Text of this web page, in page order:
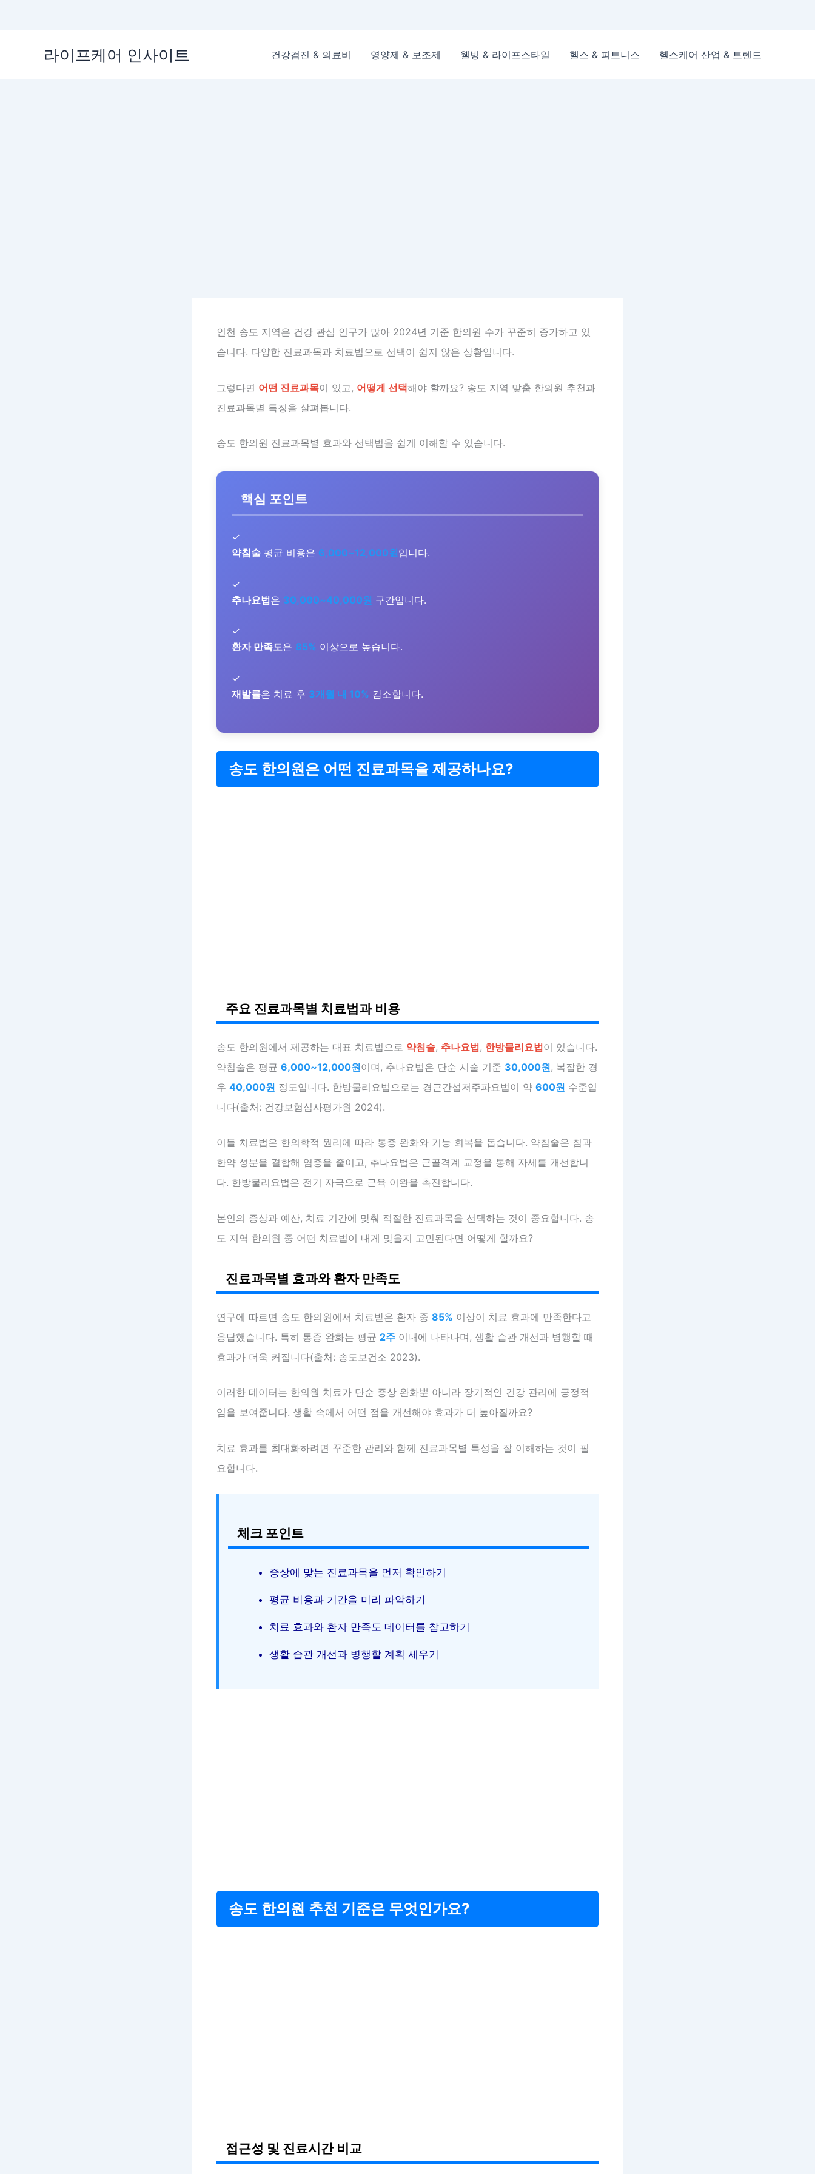
라이프케어 인사이트 건강검진 & 의료비 영양제 & 보조제 웰빙 & 라이프스타일 헬스 & 피트니스 헬스케어 산업 & 트렌드
인천 송도 지역은 건강 관심 인구가 많아 2024년 기준 한의원 수가 꾸준히 증가하고 있
습니다. 다양한 진료과목과 치료법으로 선택이 쉽지 않은 상황입니다.
그렇다면 어떤 진료과목이 있고, 어떻게 선택해야 할까요? 송도 지역 맞춤 한의원 추천과
진료과목별 특징을 살펴봅니다.
송도 한의원 진료과목별 효과와 선택법을 쉽게 이해할 수 있습니다.
핵심 포인트
✓
약침술 평균 비용은 6,000~12,000원입니다.
✓
추나요법은 30,000~40,000원 구간입니다.
✓
환자 만족도은 85% 이상으로 높습니다.
✓
재발률은 치료 후 3개월 내 10% 감소합니다.
송도 한의원은 어떤 진료과목을 제공하나요?
주요 진료과목별 치료법과 비용
송도 한의원에서 제공하는 대표 치료법으로 약침술, 추나요법, 한방물리요법이 있습니다.
약침술은 평균 6,000~12,000원이며, 추나요법은 단순 시술 기준 30,000원, 복잡한 경
우 40,000원 정도입니다. 한방물리요법으로는 경근간섭저주파요법이 약 600원 수준입
니다(출처: 건강보험심사평가원 2024).
이들 치료법은 한의학적 원리에 따라 통증 완화와 기능 회복을 돕습니다. 약침술은 침과
한약 성분을 결합해 염증을 줄이고, 추나요법은 근골격계 교정을 통해 자세를 개선합니
다. 한방물리요법은 전기 자극으로 근육 이완을 촉진합니다.
본인의 증상과 예산, 치료 기간에 맞춰 적절한 진료과목을 선택하는 것이 중요합니다. 송
도 지역 한의원 중 어떤 치료법이 내게 맞을지 고민된다면 어떻게 할까요?
진료과목별 효과와 환자 만족도
연구에 따르면 송도 한의원에서 치료받은 환자 중 85% 이상이 치료 효과에 만족한다고
응답했습니다. 특히 통증 완화는 평균 2주 이내에 나타나며, 생활 습관 개선과 병행할 때
효과가 더욱 커집니다(출처: 송도보건소 2023).
이러한 데이터는 한의원 치료가 단순 증상 완화뿐 아니라 장기적인 건강 관리에 긍정적
임을 보여줍니다. 생활 속에서 어떤 점을 개선해야 효과가 더 높아질까요?
치료 효과를 최대화하려면 꾸준한 관리와 함께 진료과목별 특성을 잘 이해하는 것이 필
요합니다.
체크 포인트
증상에 맞는 진료과목을 먼저 확인하기
평균 비용과 기간을 미리 파악하기
치료 효과와 환자 만족도 데이터를 참고하기
생활 습관 개선과 병행할 계획 세우기
송도 한의원 추천 기준은 무엇인가요?
접근성 및 진료시간 비교